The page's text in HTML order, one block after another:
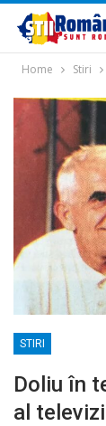
Home Stiri
STIRI
Doliu în
al